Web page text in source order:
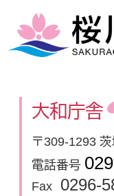
大和庁舎
〒309-1293
電話番号
Fax
0296-